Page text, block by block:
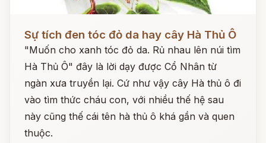
Sự tích đen tóc đỏ da hay cây Hà Thủ Ô
"Muốn cho xanh tóc đỏ da. Rủ nhau lên núi tìm
Hà Thủ Ô" đây là lời dạy được Cổ Nhân từ
ngàn xưa truyền lại. Cứ như vậy cây Hà thủ ô đi
vào tìm thức cháu con, với nhiều thế hệ sau
này cũng thế cái tên hà thủ ô khá gần và quen
thuộc.